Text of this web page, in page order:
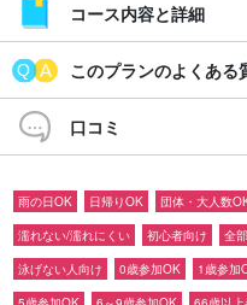
沖縄を知り尽く
人気の観光スポット
バスツアーです。
そしてなんと『美ら海水族館
からお子様まで老若男女誰で
コース内容と詳細
このプランのよくある
口コミ
雨の日OK 日帰りOK 団体・大人数
濡れない/濡れにくい
初心者向け 全
泳げない人向け
0歳参加OK 1歳参加